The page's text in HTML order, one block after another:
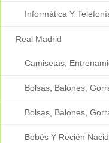
Informática Y
Real Madrid
Camisetas,
Bolsas, Balones,
Bolsas, Balones,
Bebés Y Recién